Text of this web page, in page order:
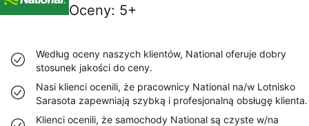
Oceny: 5+
Według oceny naszych klientów, National oferuje dobry
stosunek jakości do ceny.
Nasi klienci ocenili, że pracownicy National na/w Lotnisko
Sarasota zapewniają szybką i profesjonalną obsługę klienta.
Klienci ocenili, że samochody National są czyste w/na